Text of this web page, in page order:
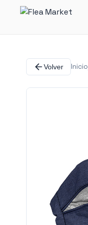
Volver Inicio